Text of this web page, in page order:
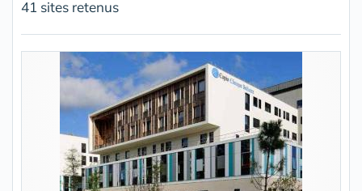
41 sites retenus